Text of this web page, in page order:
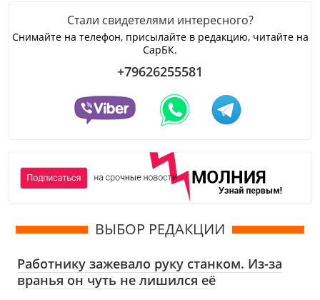
Стали свидетелями интересного?
Снимайте на телефон, присылайте в редакцию, читайте на
СарБК.
+79626255581
ВЫБОР РЕДАКЦИИ
Работнику зажевало руку станком. Из-за
вранья он чуть не лишился её